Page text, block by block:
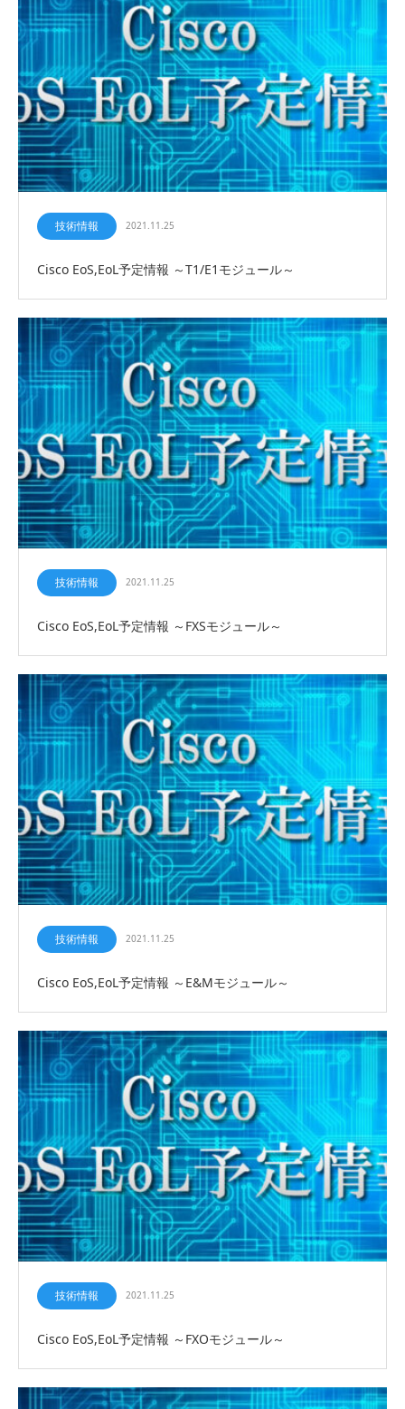
技術情報 2021.11.25
Cisco EoS,EoL予定情報 ～T1/E1モジュール～
技術情報 2021.11.25
Cisco EoS,EoL予定情報 ～FXSモジュール～
技術情報 2021.11.25
Cisco EoS,EoL予定情報 ～E&Mモジュール～
技術情報 2021.11.25
Cisco EoS,EoL予定情報 ～FXOモジュール～